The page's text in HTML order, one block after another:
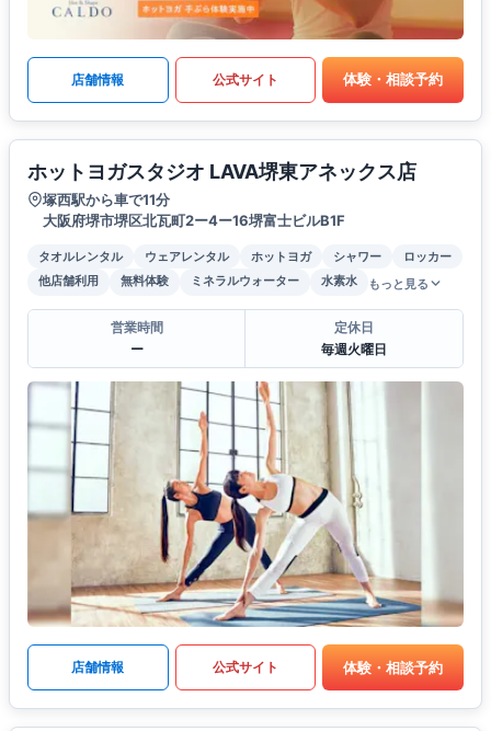
店舗情報 公式サイト 体験・相談予約
ホットヨガスタジオ LAVA堺東アネックス店
塚西駅から車で11分
大阪府堺市堺区北瓦町2ー4ー16堺富士ビルB1F
タオルレンタル ウェアレンタル ホットヨガ シャワー
ロッカー
他店舗利用
無料体験 ミネラルウォーター 水素水 もっと見る
営業時間
ー
定休日
毎週火曜日
店舗情報 公式サイト 体験・相談予約